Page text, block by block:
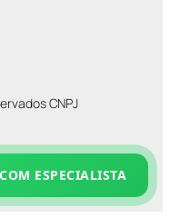
CNPJ
ESPECIALISTA